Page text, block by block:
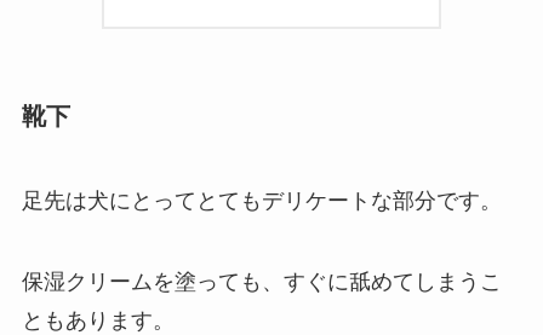
靴下
足先は犬にとってとてもデリケートな部分です。
保湿クリームを塗っても、すぐに舐めてしまうこ
ともあります。